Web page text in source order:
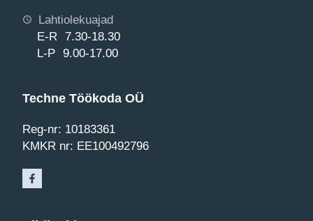
Lahtiolekuajad
E-R 7.30-18.30
L-P 9.00-17.00
Techne Töökoda OÜ
Reg-nr: 10183361
KMKR nr: EE100492796